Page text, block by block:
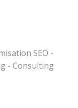
SEO -
- Consulting